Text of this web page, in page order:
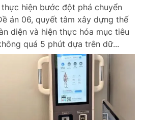
thực hiện bước đột phá chuyển
án 06, quyết tâm xây dựng thế
diện và hiện thực hóa mục tiêu
quá 5 phút dựa trên dữ...